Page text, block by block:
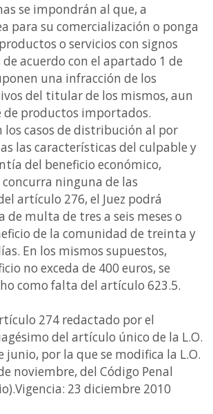
se impondrán al que, a
para su comercialización o ponga
o servicios con signos
acuerdo con el apartado 1 de
una infracción de los
del titular de los mismos, aun
de productos importados.
los casos de distribución al por
las características del culpable y
del beneficio económico,
ninguna de las
artículo 276, el Juez podrá
de multa de tres a seis meses o
de la comunidad de treinta y
En los mismos supuestos,
no exceda de 400 euros, se
como falta del artículo 623.5.
274 redactado por el
del artículo único de la L.O.
junio, por la que se modifica la L.O.
noviembre, del Código Penal
23 diciembre 2010